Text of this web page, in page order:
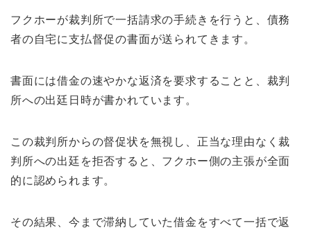
フクホーが裁判所で一括請求の手続きを行うと、債務
者の自宅に支払督促の書面が送られてきます。
書面には借金の速やかな返済を要求することと、裁判
所への出廷日時が書かれています。
この裁判所からの督促状を無視し、正当な理由なく裁
判所への出廷を拒否すると、フクホー側の主張が全面
的に認められます。
その結果、今まで滞納していた借金をすべて一括で返